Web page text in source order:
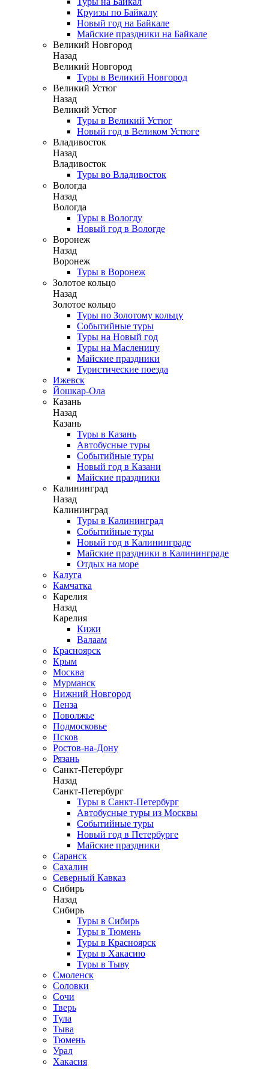
Круизы по Байкалу
Новый год на Байкале
Майские праздники на Байкале
Великий Новгород
Назад
Великий Новгород
Туры в Великий Новгород
Великий Устюг
Назад
Великий Устюг
Туры в Великий Устюг
Новый год в Великом Устюге
Владивосток
Назад
Владивосток
Туры во Владивосток
Вологда
Назад
Вологда
Туры в Вологду
Новый год в Вологде
Воронеж
Назад
Воронеж
Туры в Воронеж
Золотое кольцо
Назад
Золотое кольцо
Туры по Золотому кольцу
Событийные туры
Туры на Новый год
Туры на Масленицу
Майские праздники
Туристические поезда
Ижевск
Йошкар-Ола
Казань
Назад
Казань
Туры в Казань
Автобусные туры
Событийные туры
Новый год в Казани
Майские праздники
Калининград
Назад
Калининград
Туры в Калининград
Событийные туры
Новый год в Калининграде
Майские праздники в Калининграде
Отдых на море
Калуга
Камчатка
Карелия
Назад
Карелия
Кижи
Валаам
Красноярск
Крым
Москва
Мурманск
Нижний Новгород
Пенза
Поволжье
Подмосковье
Псков
Ростов-на-Дону
Рязань
Санкт-Петербург
Назад
Санкт-Петербург
Туры в Санкт-Петербург
Автобусные туры из Москвы
Событийные туры
Новый год в Петербурге
Майские праздники
Саранск
Сахалин
Северный Кавказ
Сибирь
Назад
Сибирь
Туры в Сибирь
Туры в Тюмень
Туры в Красноярск
Туры в Хакасию
Туры в Тыву
Смоленск
Соловки
Сочи
Тверь
Тула
Тыва
Тюмень
Урал
Хакасия